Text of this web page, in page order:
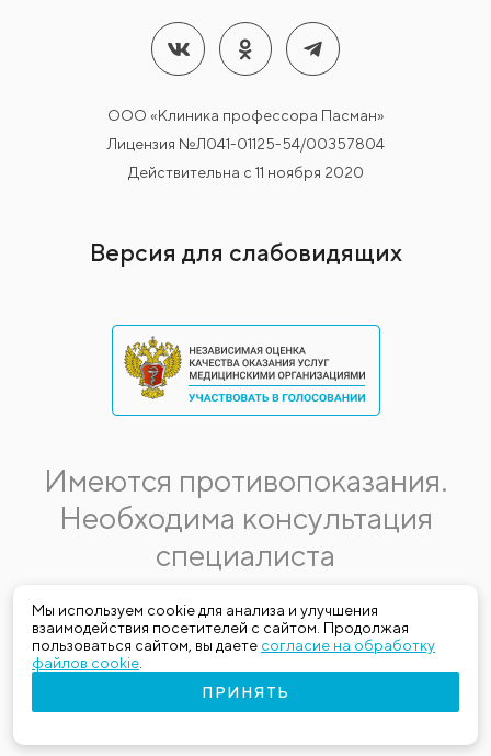
Мы используем cookie для анализа и улучшения
взаимодействия посетителей с сайтом. Продолжая
пользоваться сайтом, вы даете согласие на обработку
файлов cookie
ПРИНЯТЬ
ООО «Клиника профессора Пасман»
Лицензия №Л041-01125-54/00357804
Действительна с 11 ноября 2020
Версия для слабовидящих
Имеются противопоказания.
Необходима консультация
специалиста
Данная информация не является публичной офертой.
Стоимость, название и спектр услуг могут меняться.
Получить актуальную на момент обращения за медицинской
услугой информацию можно по телефону (383) 303-03-03